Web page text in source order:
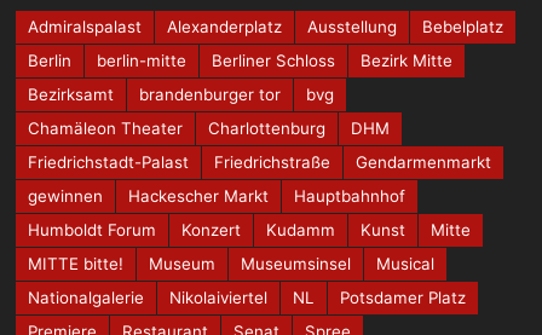
Admiralspalast Alexanderplatz Ausstellung
Bebelplatz
Berlin
berlin-mitte Berliner Schloss
Bezirk Mitte
Bezirksamt
brandenburger tor
bvg
Chamäleon Theater
Charlottenburg
DHM
Friedrichstadt-Palast
Friedrichstraße
Gendarmenmarkt
gewinnen
Hackescher Markt
Hauptbahnhof
Humboldt Forum
Konzert Kudamm Kunst
Mitte
MITTE bitte!
Museum Museumsinsel
Musical
Nationalgalerie
Nikolaiviertel NL
Potsdamer Platz